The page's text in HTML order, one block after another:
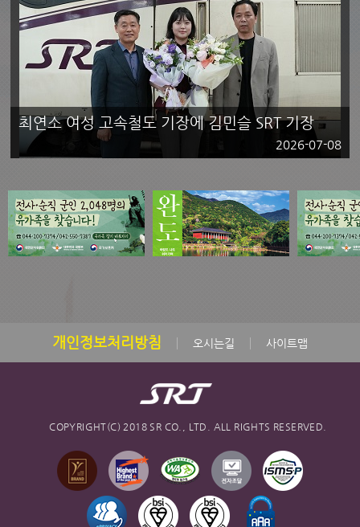
최연소 여성 고속철도 기장에 김민슬 SRT 기장
2026-07-08
개인정보처리방침 오시는길 사이트맵
COPYRIGHT(C) 2018 SR CO., LTD. ALL RIGHTS RESERVED.